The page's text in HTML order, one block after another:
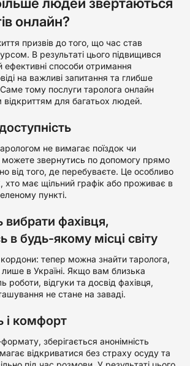
онлайн?
призвів до того, що час став
В результаті цього підвищився
ефективні способи отримання
на важливі запитання та глибше
тому послуги таролога онлайн
відкриттям для багатьох людей.
не вимагає поїздок чи
звернутись по допомогу прямо
від того, де перебуваєте. Це особливо
хто має щільний графік або проживає в
пункті.
фахівця,
в будь-якому місці світу
кордони: тепер можна знайти таролога,
в Україні. Якщо вам близька
роботи, відгуки та досвід фахівця,
не стане на заваді.
і комфорт
зберігається анонімність
відкриватися без страху осуду та